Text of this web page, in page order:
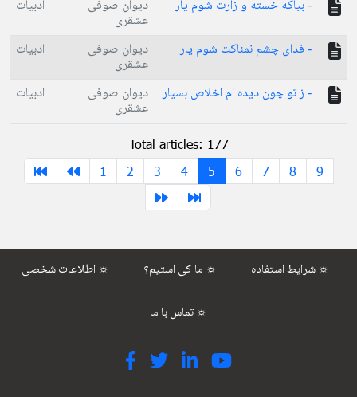
- بیاکه خسته و زارت شوم یار دیوان صوفی
عشقری
ادبیات
- فدای چشم نمناکت شوم یار دیوان صوفی
عشقری
ادبیات
- ز تو چون دیده ام اخلاص بسیار دیوان صوفی
عشقری
ادبیات
Total articles: 177
1
2 3 4 5 6 7 8 9
اطلاعات شخصی ☼ ما کی استیم؟ ☼ شرایط استفاده ☼
تماس با ما ☼